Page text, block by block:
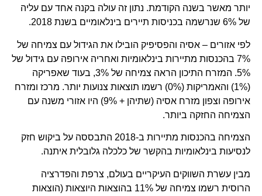
יותר מאשר בשנה הקודמת. נתון זה עולה בקנה אחד עם עליה
של 6% שנרשמה בכניסות תיירים בינלאומיים בשנת 2018.
לפי אזורים – אסיה והפסיפיק הובילו את הגידול עם צמיחה של
7% בהכנסות מתיירות בינלאומיות ואחריה אירופה עם גידול של
5%. המזרח התיכון הראה צמיחה של 3%, בעוד שאפריקה
(1%) והאמריקות (0%) רשמו תוצאות צנועות יותר. מרכז ומזרח
אירופה וצפון מזרח אסיה (שתיהן + 9%) היו אזורי משנה עם
הצמיחה החזקה ביותר.
הצמיחה בהכנסות מתיירות ב-2018 התבססה על ביקוש חזק
לנסיעות בינלאומיות בהקשר של כלכלה גלובלית איתנה.
מבין עשרת השווקים העיקריים בעולם, צרפת והפדרציה
הרוסית רשמו צמיחה של 11% בהוצאות היוצאות (הוצאות